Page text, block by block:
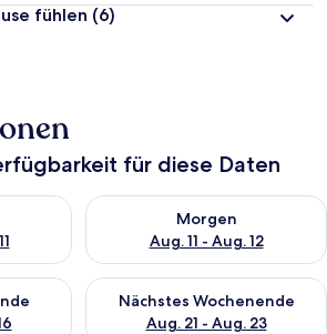
fühlen (6)
für diese Daten
für heute Nacht, Aug. 10 - Aug.
Morgen
Aug. 11 - Aug. 12
Überprüfe die Verfügbarkeit
für dieses Wochenende, Aug. 14
Nächstes Wochenende
Aug. 21 - Aug. 23
Überprüfe die Verfügbarkeit